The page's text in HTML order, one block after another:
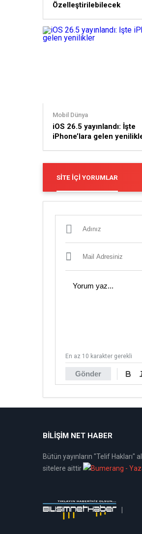
Özelleştirilebilecek
Mobil Dünya
iOS 26.5 yayınlandı: İşte
iPhone’lara gelen
SITE İÇI YORUMLAR
Gönder
En az 10 karakter gerekli
BİLİŞİM NET HABER
Bütün yayınların "Telif Hakları"
sitelere aittir
|